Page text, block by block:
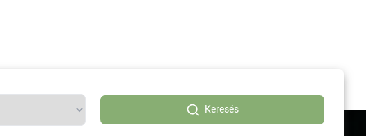
Keresés